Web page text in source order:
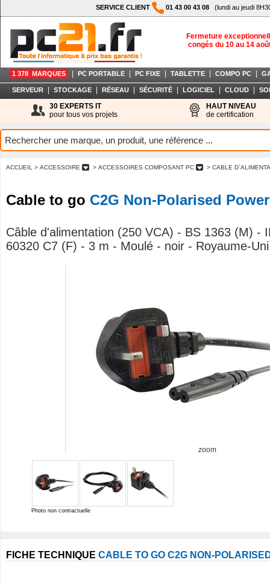
SERVICE CLIENT 01 43 00 43 08 (lundi au jeudi
Fermeture
congés du 10 au 14
1 378 MARQUES PC PORTABLE PC FIXE TABLETTE COMPO PC
SERVEUR STOCKAGE RÉSEAU SÉCURITÉ LOGICIEL CLOUD
30 EXPERTS IT
pour tous vos projets
HAUT NIVEAU
de certification
ACCUEIL > ACCESSOIRE > ACCESSOIRES COMPOSANT PC > CABLE
Cable to go C2G Non-Polarised
Câble d'alimentation (250 VCA) - BS 1363 (M) -
60320 C7 (F) - 3 m - Moulé - noir - Royaume-Uni
zoom
Photo non contractuelle
FICHE TECHNIQUE CABLE TO GO C2G NON-